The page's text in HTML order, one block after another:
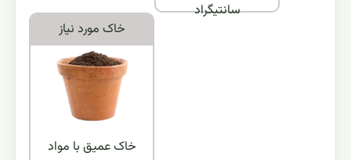
سانتیگراد
خاک مورد نياز
خاک عمیق با مواد